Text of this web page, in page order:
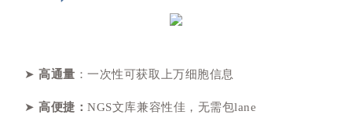
➤ 高通量 ：一次性可获取上万细胞信息
➤高便捷：NGS文库兼容性佳，无需包lane